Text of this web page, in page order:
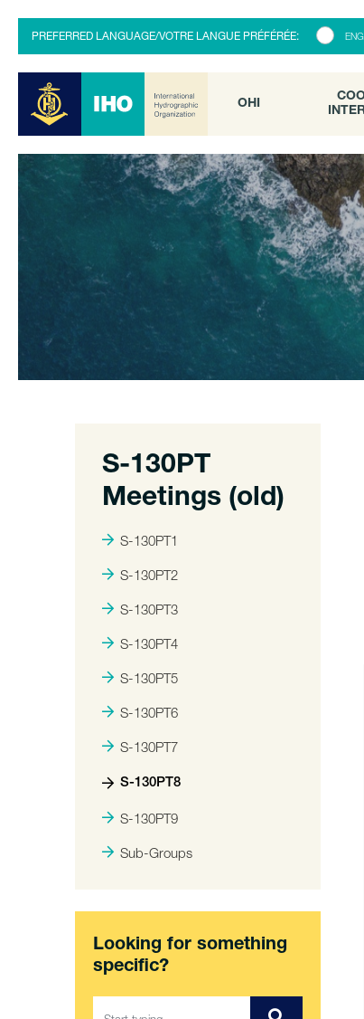
PREFERRED LANGUAGE/VOTRE LANGUE PRÉFÉRÉE:
OHI
OHI
S-130PT
Meetings (old)
S-130PT1
S-130PT2
S-130PT3
S-130PT4
S-130PT5
S-130PT6
S-130PT7
S-130PT8
S-130PT9
Sub-Groups
Looking for something
specific?